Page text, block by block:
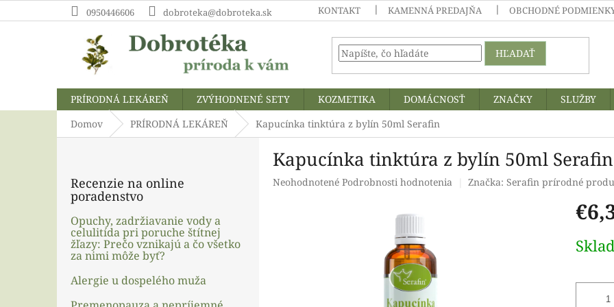
na
0950446606 dobroteka@dobroteka.sk KONTAKT KAMENNÁ PREDAJŇA OBCHODNÉ
HĽADAŤ
PRÍRODNÁ LEKÁREŇ ZVÝHODNENÉ SETY KOZMETIKA DOMÁCNOSŤ ZNAČKY SLUŽBY
Domov
PRÍRODNÁ LEKÁREŇ Kapucínka tinktúra z bylín 50ml Serafin
Recenzie na online
poradenstvo
Opuchy, zadržiavanie vody a
celulitída pri poruche štítnej
žľazy: Prečo vznikajú a čo všetko
za nimi môže byť?
Alergie u dospelého muža
Kapucínka tinktúra z bylín 50ml Serafin
Priemerné
Neohodnotené Podrobnosti hodnotenia Značka: Serafin prírodné
cena: